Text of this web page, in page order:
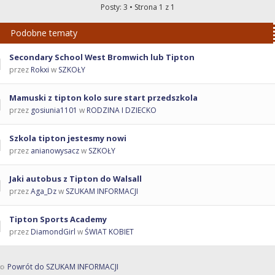
Posty: 3 • Strona 1 z 1
Podobne tematy
Secondary School West Bromwich lub Tipton
przez Rokxi w SZKOŁY
Mamuski z tipton kolo sure start przedszkola
przez gosiunia1101 w RODZINA I DZIECKO
Szkola tipton jestesmy nowi
przez anianowysaczw SZKOŁY
Jaki autobus z Tipton do Walsall
przezAga_Dzw SZUKAM INFORMACJI
Tipton Sports Academy
przez DiamondGirl wŚWIAT KOBIET
Powrót do SZUKAM INFORMACJI